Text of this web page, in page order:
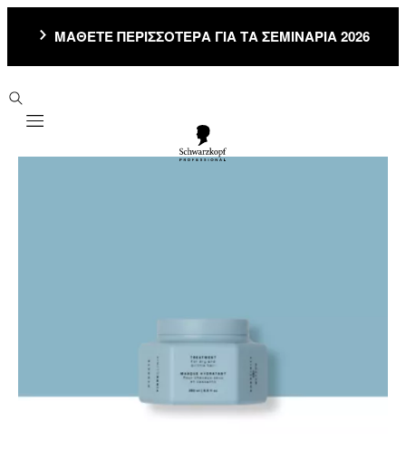
ΜΑΘΕΤΕ ΠΕΡΙΣΣΟΤΕΡΑ ΓΙΑ ΤΑ ΣΕΜΙΝΑΡΙΑ 2026
Mobile navigation